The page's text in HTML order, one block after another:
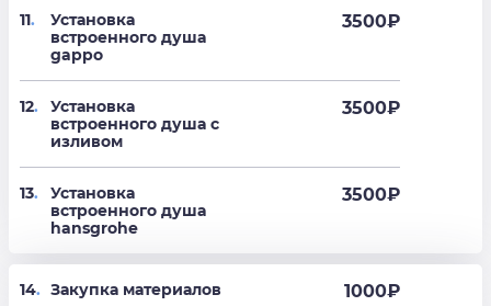
11.
Установка
встроенного душа
gappo
3500₽
12.
Установка
встроенного душа с
изливом
3500₽
13.
Установка
встроенного душа
hansgrohe
3500₽
14. Закупка материалов 1000₽